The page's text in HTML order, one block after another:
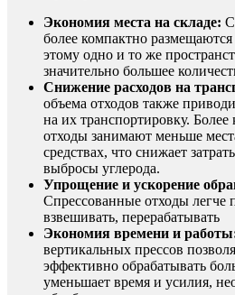
Экономия места на складе:
более компактно размещаются
этому одно и то же
значительно большее
Снижение расходов на
объема отходов также
на их транспортировку.
отходы занимают меньше
средствах, что снижает
выбросы углерода.
Упрощение и ускорение
Спрессованные отходы легче
взвешивать, перерабатывать
Экономия времени и
вертикальных прессов
эффективно обрабатывать
уменьшает время и усилия,